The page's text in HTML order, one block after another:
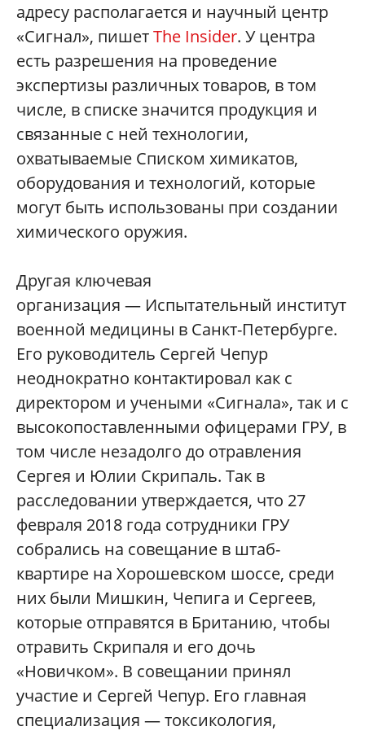
адресу располагается и научный центр
«Сигнал», пишетThe Insider. У центра
есть разрешения на проведение
экспертизы различных товаров, в том
числе, в списке значится продукция и
связанные с ней технологии,
охватываемые Списком химикатов,
оборудования и технологий, которые
могут быть использованы при создании
химического оружия.
Другая ключевая
организация — Испытательный институт
военной медицины в Санкт-Петербурге.
Его руководитель Сергей Чепур
неоднократно контактировал как с
директором и учеными «Сигнала», так и с
высокопоставленными офицерами ГРУ, в
том числе незадолго до отравления
Сергея и Юлии Скрипаль. Так в
расследовании утверждается, что 27
февраля 2018 года сотрудники ГРУ
собрались на совещание в штаб-
квартире на Хорошевском шоссе, среди
них были Мишкин, Чепига и Сергеев,
которые отправятся в Британию, чтобы
отравить Скрипаля и его дочь
«Новичком». В совещании принял
участие и Сергей Чепур. Его главная
специализация — токсикология,